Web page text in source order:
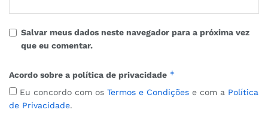
Salvar meus dados neste navegador para a próxima vez
que eu comentar.
Acordo sobre a política de privacidade *
Eu concordo com os Termos e Condições e com a Política
de Privacidade.